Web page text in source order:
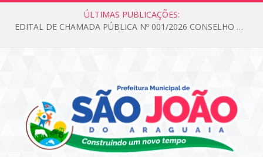
ÚLTIMAS PUBLICAÇÕES:
EDITAL DE CHAMADA PÚBLICA Nº 001/2026 CONSELHO DOS DIREITOS DA CRIANÇA E DO ADOLESCENTE